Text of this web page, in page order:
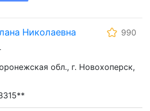
Николаевна
990
обл., г. Новохоперск,